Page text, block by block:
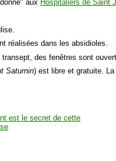
aux Hospitaliers de Saint
réalisées dans les absidioles.
des fenêtres sont
Saturnin) est libre et gratuite.